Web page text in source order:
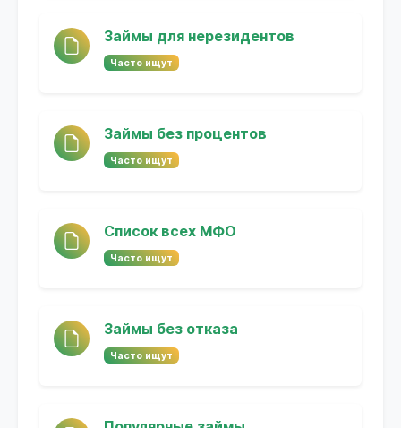
Займы для нерезидентов
Часто ищут
Займы без процентов
Часто ищут
Список всех МФО
Часто ищут
Займы без отказа
Часто ищут